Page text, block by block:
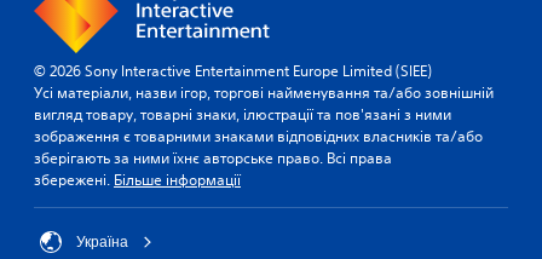
© 2026 Sony Interactive Entertainment Europe Limited (SIEE)
Усі матеріали, назви ігор, торгові найменування та/або зовнішній
вигляд товару, товарні знаки, ілюстрації та пов'язані з ними
зображення є товарними знаками відповідних власників та/або
зберігають за ними їхнє авторське право. Всі права
збережені. Більше інформації
Україна